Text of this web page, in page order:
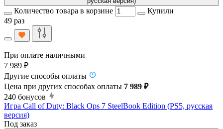
Количество товара в корзине
Купили
49 раз
При оплате наличными
7 989 ₽
Другие способы оплаты
Цена при других способах оплаты 7 989 ₽
240 бонусов
Игра Call of Duty: Black Ops 7 SteelBook Edition (PS5, русская
версия)
Под заказ